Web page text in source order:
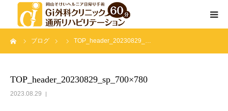
ブログ TOP_header_20230829_…
TOP_header_20230829_sp_700×780
2023.08.29
通所リハビリテーションとは